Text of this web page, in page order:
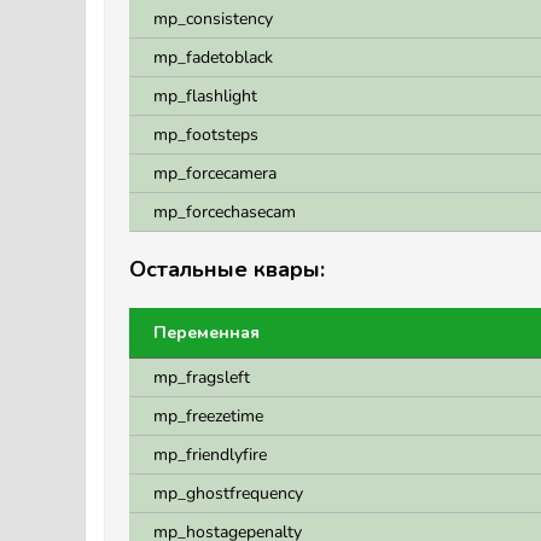
mp_consistency
mp_fadetoblack
mp_flashlight
mp_footsteps
mp_forcecamera
mp_forcechasecam
Остальные квары:
Переменная
mp_fragsleft
mp_freezetime
mp_friendlyfire
mp_ghostfrequency
mp_hostagepenalty